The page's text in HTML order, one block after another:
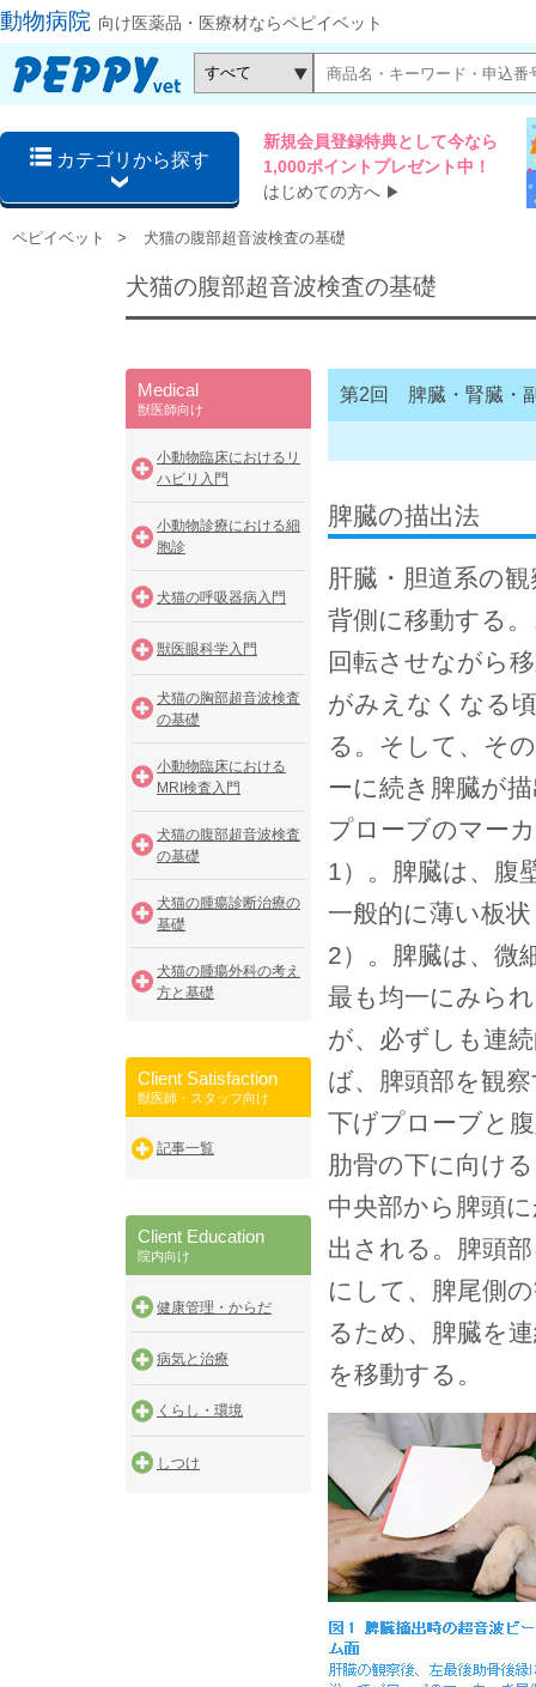
動物病院 向け医薬品・医療材ならペピイベット
カテゴリから探す
新規会員登録特典として今なら
1,000ポイントプレゼント中！
はじめての方へ ▶
ペピイベット 犬猫の腹部超音波検査の基礎
犬猫の腹部超音波検査の基礎
Medical
獣医師向け
小動物臨床におけるリ
ハビリ入門
小動物診療における細
胞診
犬猫の呼吸器病入門
獣医眼科学入門
犬猫の胸部超音波検査
の基礎
小動物臨床における
MRI検査入門
犬猫の腹部超音波検査
の基礎
犬猫の腫瘍診断治療の
基礎
犬猫の腫瘍外科の考え
方と基礎
Client Satisfaction
獣医師・スタッフ向け
記事一覧
Client Education
院内向け
健康管理・からだ
病気と治療
くらし・環境
しつけ
第2回 脾臓・腎臓・
脾臓の描出法
肝臓・胆道系の
背側に移動する
回転させながら
がみえなくなる
る。そして、そ
ーに続き脾臓が
プローブのマー
1）。脾臓は、腹
一般的に薄い板
2）。脾臓は、微
最も均一にみら
が、必ずしも連
ば、脾頭部を観
下げプローブと
肋骨の下に向け
中央部から脾頭
出される。脾頭
にして、脾尾側
るため、脾臓を
を移動する。